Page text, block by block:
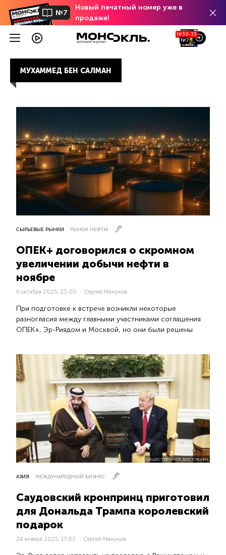
№7
Новый печатный номер уже в
продаже!
№30-33
№7
МУХАММЕД БЕН САЛМАН
СЫРЬЕВЫЕ РЫНКИ РЫНОК НЕФТИ
ОПЕК+ договорился о скромном
увеличении добычи нефти в
ноябре
6 октября 2025, 23:00 Сергей Мануков
При подготовке к встрече возникли некоторые
разногласия между главными участниками соглашения
ОПЕК+, Эр-Риядом и Москвой, но они были решены
ОБЩЕСТВЕННОЕ ДОСТОЯНИЕ
АЗИЯ МЕЖДУНАРОДНЫЙ БИЗНЕС
Саудовский кронпринц приготовил
для Дональда Трампа королевский
подарок
24 января 2025, 17:02 Сергей Мануков